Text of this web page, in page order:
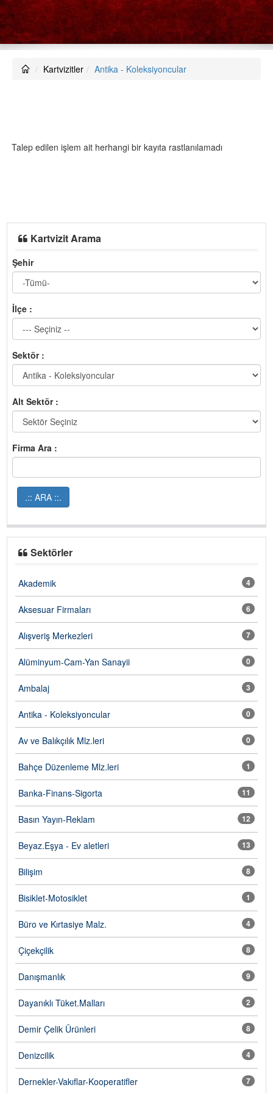
Kartvizitler Antika - Koleksiyoncular
Talep edilen işlem ait herhangi bir kayıta rastlanılamadı
Kartvizit Arama
Şehir
İlçe :
Sektör :
Alt Sektör :
Firma Ara :
Sektörler
Akademik 4
Aksesuar Firmaları 6
Alışveriş Merkezleri 7
Alüminyum-Cam-Yan Sanayii 0
Ambalaj 3
Antika - Koleksiyoncular 0
Av ve Balıkçılık Mlz.leri 0
Bahçe Düzenleme Mlz.leri 1
Banka-Finans-Sigorta 11
Basın Yayın-Reklam 12
Beyaz.Eşya - Ev aletleri 13
Bilişim 8
Bisiklet-Motosiklet 1
Büro ve Kırtasiye Malz. 4
Çiçekçilik 8
Danışmanlık 9
Dayanıklı Tüket.Malları 2
Demir Çelik Ürünleri 8
Denizcilik 4
Dernekler-Vakıflar-Kooperatifler 7